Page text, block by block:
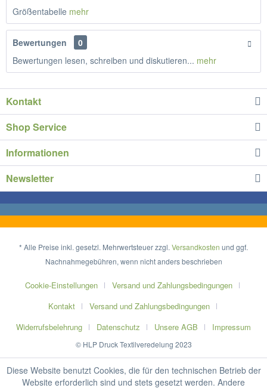
Größentabelle mehr
Bewertungen
0
Bewertungen lesen, schreiben und diskutieren... mehr
Kontakt
Shop Service
Informationen
Newsletter
* Alle Preise inkl. gesetzl. Mehrwertsteuer zzgl. Versandkosten und ggf.
Nachnahmegebühren, wenn nicht anders beschrieben
Cookie-Einstellungen
Versand und Zahlungsbedingungen
Kontakt
Versand und Zahlungsbedingungen
Widerrufsbelehrung
Datenschutz Unsere AGB Impressum
© HLP Druck Textilveredelung 2023
Diese Website benutzt Cookies, die für den technischen Betrieb der
Website erforderlich sind und stets gesetzt werden. Andere